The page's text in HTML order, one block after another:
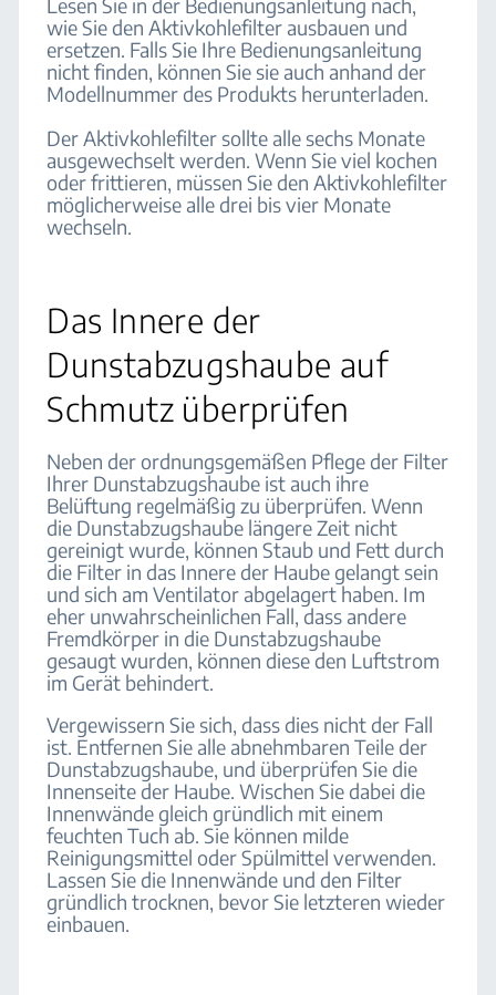
wie Sie den Aktivkohlefilter ausbauen und
ersetzen. Falls Sie Ihre Bedienungsanleitung
nicht finden, können Sie sie auch anhand der
Modellnummer des Produkts herunterladen.
Der Aktivkohlefilter sollte alle sechs Monate
ausgewechselt werden. Wenn Sie viel kochen
oder frittieren, müssen Sie den Aktivkohlefilter
möglicherweise alle drei bis vier Monate
wechseln.
Das Innere der
Dunstabzugshaube auf
Schmutz überprüfen
Neben der ordnungsgemäßen Pflege der Filter
Ihrer Dunstabzugshaube ist auch ihre
Belüftung regelmäßig zu überprüfen. Wenn
die Dunstabzugshaube längere Zeit nicht
gereinigt wurde, können Staub und Fett durch
die Filter in das Innere der Haube gelangt sein
und sich am Ventilator abgelagert haben. Im
eher unwahrscheinlichen Fall, dass andere
Fremdkörper in die Dunstabzugshaube
gesaugt wurden, können diese den Luftstrom
im Gerät behindert.
Vergewissern Sie sich, dass dies nicht der Fall
ist. Entfernen Sie alle abnehmbaren Teile der
Dunstabzugshaube, und überprüfen Sie die
Innenseite der Haube. Wischen Sie dabei die
Innenwände gleich gründlich mit einem
feuchten Tuch ab. Sie können milde
Reinigungsmittel oder Spülmittel verwenden.
Lassen Sie die Innenwände und den Filter
gründlich trocknen, bevor Sie letzteren wieder
einbauen.